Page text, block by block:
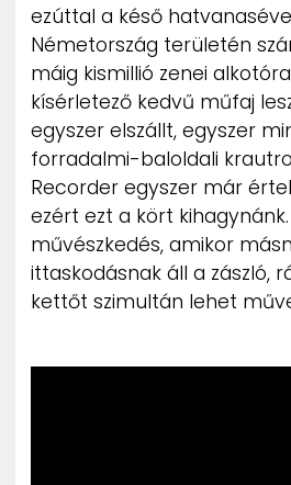
ezúttal a késő
Németország területén
máig kismillió zenei
kísérletező kedvű műfaj
egyszer elszállt, egyszer
forradalmi-baloldali
Recorder egyszer már
ezért ezt a kört kihagynánk.
művészkedés, amikor
ittaskodásnak áll a zászló,
kettőt szimultán lehet